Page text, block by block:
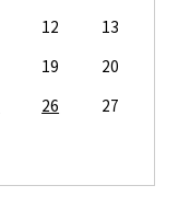
12
13
19
20
26
27